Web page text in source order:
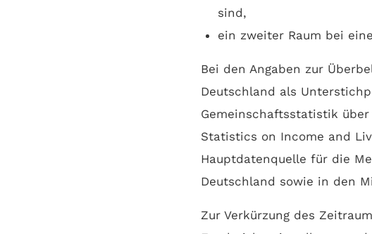
sind,
ein zweiter Raum bei
Bei den Angaben zur
Deutschland als
Gemeinschaftsstatistik
Statistics on Income and
Hauptdatenquelle für die
Deutschland sowie in den
Zur Verkürzung des